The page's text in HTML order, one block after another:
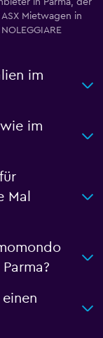
in Parma, der
Mietwagen in
im
im
Mal